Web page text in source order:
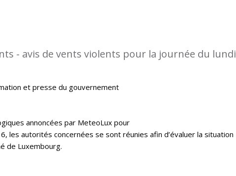
- avis de vents violents pour la journée du lundi
et presse du gouvernement
annoncées par MeteoLux pour
les autorités concernées se sont réunies afin d’évaluer la situation
de Luxembourg.